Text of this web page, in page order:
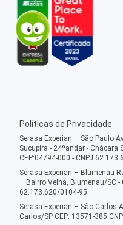
Políticas de Privacidade
Serasa Experian – São Paulo
Sucupira - 24ºandar - Chácara
CEP:04794-000 - CNPJ
Serasa Experian – Blumenau
– Bairro Velha, Blumenau/SC -
62.173.620/0104-95
Serasa Experian – São Carlos
Carlos/SP CEP: 13571-385